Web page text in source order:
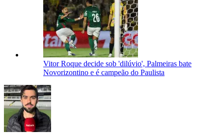
Vitor Roque decide sob 'dilúvio', Palmeiras bate
Novorizontino e é campeão do Paulista